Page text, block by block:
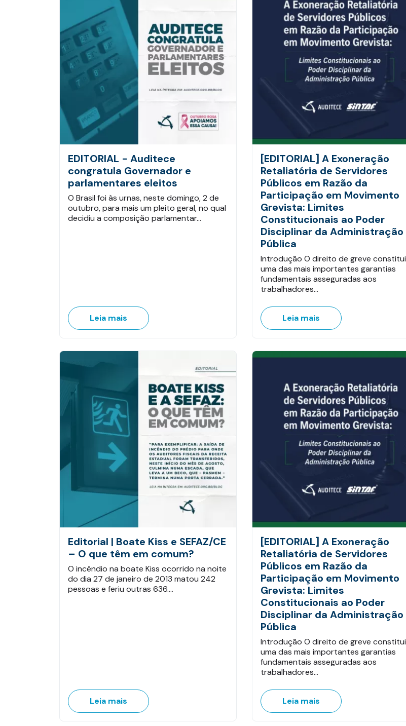
EDITORIAL - Auditece
congratula Governador e
parlamentares eleitos
O Brasil foi às urnas, neste domingo, 2 de
outubro, para mais um pleito geral, no qual
decidiu a composição parlamentar…
Leia mais
[EDITORIAL] A Exoneração
Retaliatória de Servidores
Públicos em Razão da
Participação em Movimento
Grevista: Limites
Constitucionais ao Poder
Disciplinar da Administração
Pública
Introdução O direito de greve constitui
uma das mais importantes garantias
fundamentais asseguradas aos
trabalhadores…
Leia mais
Editorial | Boate Kiss e SEFAZ/CE
– O que têm em comum?
O incêndio na boate Kiss ocorrido na noite
do dia 27 de janeiro de 2013 matou 242
pessoas e feriu outras 636.…
Leia mais
[EDITORIAL] A Exoneração
Retaliatória de Servidores
Públicos em Razão da
Participação em Movimento
Grevista: Limites
Constitucionais ao Poder
Disciplinar da Administração
Pública
Introdução O direito de greve constitui
uma das mais importantes garantias
fundamentais asseguradas aos
trabalhadores…
Leia mais